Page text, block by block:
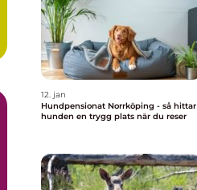
12. jan
Hundpensionat Norrköping - så hittar
hunden en trygg plats när du reser